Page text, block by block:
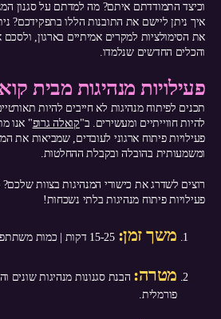
וכיצד התמודדתם איתם? מה למדתם על סגנון
איך ניתן ליישם את התובנות הללו בתפקידכם?
את הסימולציות למקרים אמיתיים בארגון,
והכלים החדשים שנלמדו.
פעילויות מנהיגות מבית
תכנים לפיתוח מנהיגות לא חייבים להיות
להיות חווייתיים ומעשירים. ב"קואלה גרופ" אנו
פעילויות פיתוח ארגוני לעובדים, שמביאות את
ומשמעותית בהובלה ובקבלת ההחלטות.
רוצים לשדרג את כישורי המנהיגות בצוות שלכם?
פעילויות פיתוח מנהיגות בלתי נשכחות!
משך זמן: 15-25 דקות | כמות משתתפים: 4-10
מטרה: הבנת סגנונות מנהיגות שונים
פורמלית.